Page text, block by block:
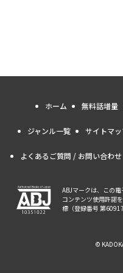
ホーム 無料話増量
ジャンル一覧 サイトマ
よくあるご質問 / お問い合わせ
ABJマークは、この
コンテンツ使用許諾
標（登録番号 第
©